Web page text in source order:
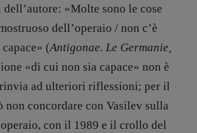
40
Artificiale
«Molte sono le cose
dell’operaio / non c’è
(Antigonae. Le Germanie,
«di cui non sia capace» non è
ad ulteriori riflessioni; per il
non concordare con Vasilev sulla
con il 1989 e il crollo del